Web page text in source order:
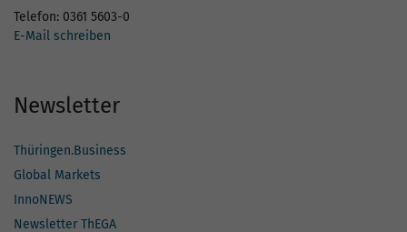
Telefon: 0361 5603-0
E-Mail schreiben
Newsletter
Thüringen.Business
Global Markets
InnoNEWS
Newsletter ThEGA